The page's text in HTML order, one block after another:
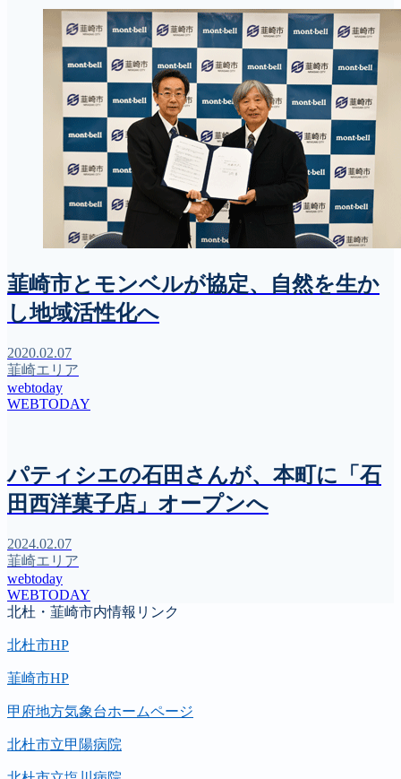
韮崎市とモンベルが協定、自然を生か
し地域活性化へ
2020.02.07
韮崎エリア
webtoday
WEBTODAY
パティシエの石田さんが、本町に「石
田西洋菓子店」オープンへ
2024.02.07
韮崎エリア
webtoday
WEBTODAY
北杜・韮崎市内情報リンク
北杜市HP
韮崎市HP
甲府地方気象台ホームページ
北杜市立甲陽病院